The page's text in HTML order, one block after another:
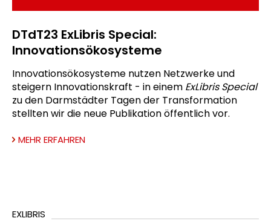
DTdT23 ExLibris Special:
Innovationsökosysteme
Innovationsökosysteme nutzen Netzwerke und
steigern Innovationskraft - in einem ExLibris Special
zu den Darmstädter Tagen der Transformation
stellten wir die neue Publikation öffentlich vor.
MEHR ERFAHREN
EXLIBRIS